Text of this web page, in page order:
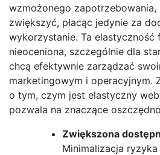
wzmożonego zapotrzebowania,
zwiększyć, płacąc jedynie za
wykorzystanie. Ta elastyczność
nieoceniona, szczególnie dla
chcą efektywnie zarządzać
marketingowym i operacyjnym.
o tym, czym jest elastyczny
pozwala na znaczące
Zwiększona
Minimalizacja